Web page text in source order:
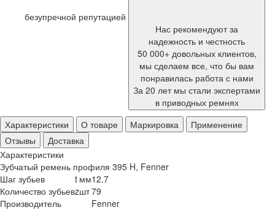
безупречной репутацией
Нас рекомендуют за
надежность и честность
50 000+ довольных клиентов,
мы сделаем все, что бы вам
понравилась работа с нами
За 20 лет мы стали экспертами
в приводных ремнях
Характеристики
О товаре Маркировка
Применение
Отзывы
Доставка
Характеристики
Зубчатый ремень профиля 395 H, Fenner
Шаг зубьев
t мм12.7
Количество зубьевzшт79
Производитель
Fenner